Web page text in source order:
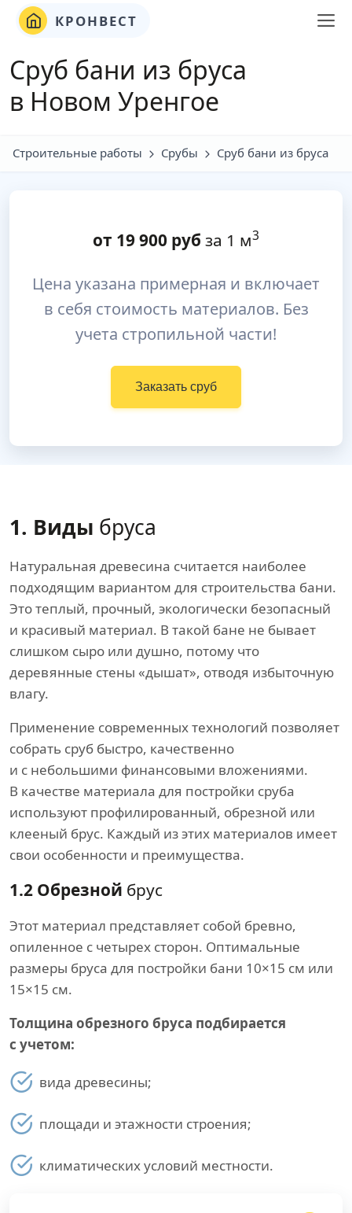
КРОНВЕСТ
Сруб бани из бруса
в Новом Уренгое
Строительные работы Срубы Сруб бани из бруса
от 19 900 руб за 1 м3
Цена указана примерная и включает
в себя стоимость материалов. Без
учета стропильной части!
Заказать сруб
1. Виды бруса
Натуральная древесина считается наиболее
подходящим вариантом для строительства бани.
Это теплый, прочный, экологически безопасный
и красивый материал. В такой бане не бывает
слишком сыро или душно, потому что
деревянные стены «дышат», отводя избыточную
влагу.
Применение современных технологий позволяет
собрать сруб быстро, качественно
и с небольшими финансовыми вложениями.
В качестве материала для постройки сруба
используют профилированный, обрезной или
клееный брус. Каждый из этих материалов имеет
свои особенности и преимущества.
1.2 Обрезной брус
Этот материал представляет собой бревно,
опиленное с четырех сторон. Оптимальные
размеры бруса для постройки бани 10×15 см или
15×15 см.
Толщина обрезного бруса подбирается
с учетом:
вида древесины;
площади и этажности строения;
климатических условий местности.